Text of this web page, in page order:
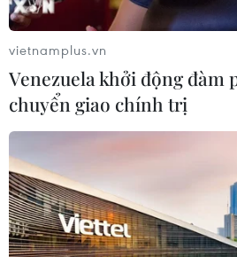
07/08/2026 01:48
Đảng Cộng hòa đề xuất dự
thêm thẩm quyền thuế quan
Trump
07/08/2026 00:33
Cựu Giám đốc Viện Quốc gia về
ứng của Mỹ bị buộc tội khinh
vietnamplus.vn
Venezuela khởi động đàm
chuyển giao chính trị